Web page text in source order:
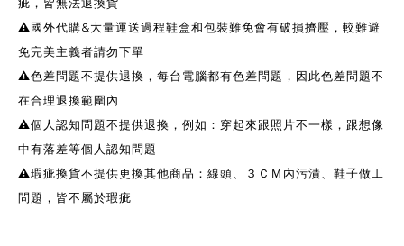
⚠️國外代購&大量運送過程鞋盒和包裝難免會有破損擠壓，較難避
免完美主義者請勿下單
⚠️色差問題不提供退換，每台電腦都有色差問題，因此色差問題不
在合理退換範圍內
⚠️個人認知問題不提供退換，例如：穿起來跟照片不一樣，跟想像
中有落差等個人認知問題
⚠️瑕疵換貨不提供更換其他商品：線頭、３ＣＭ內污漬、鞋子做工
問題，皆不屬於瑕疵